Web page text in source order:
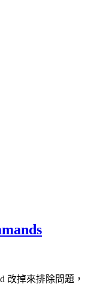
改掉來排除問題，